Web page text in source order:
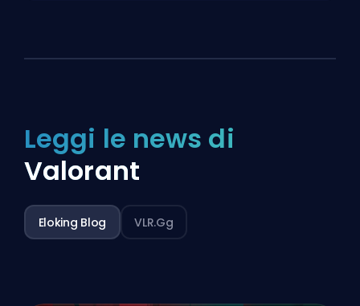
Leggi le news di
Valorant
Eloking Blog VLR.gg